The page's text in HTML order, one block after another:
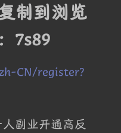
制到浏览
7s89
CN/register?
副业开通高反